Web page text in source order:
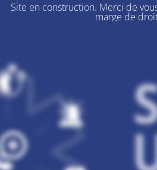
Site en construction. Merci de
marge de